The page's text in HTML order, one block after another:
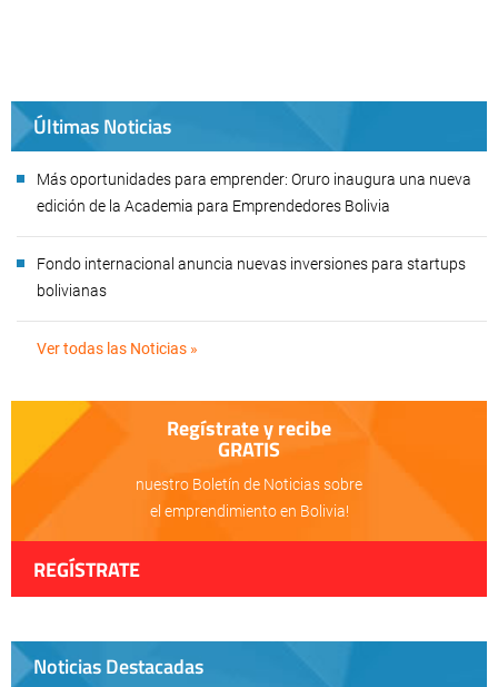
Últimas Noticias
Más oportunidades para emprender: Oruro inaugura una nueva
edición de la Academia para Emprendedores Bolivia
Fondo internacional anuncia nuevas inversiones para startups
bolivianas
Ver todas las Noticias »
Regístrate y recibe
GRATIS
nuestro Boletín de Noticias sobre
el emprendimiento en Bolivia!
REGÍSTRATE
Noticias Destacadas